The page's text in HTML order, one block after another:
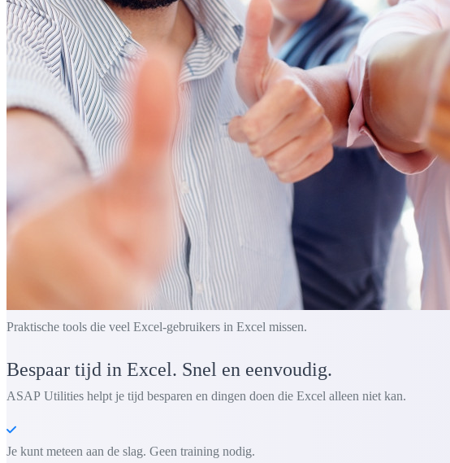
Praktische tools die veel Excel-gebruikers in Excel missen.
Bespaar tijd in Excel. Snel en eenvoudig.
ASAP Utilities helpt je tijd besparen en dingen doen die Excel alleen niet kan.
Je kunt meteen aan de slag. Geen training nodig.